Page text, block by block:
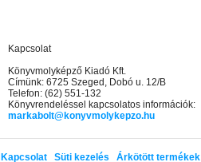
Kapcsolat
Könyvmolyképző Kiadó Kft.
Címünk: 6725 Szeged, Dobó u. 12/B
Telefon: (62) 551-132
Könyvrendeléssel kapcsolatos információk:
markabolt@konyvmolykepzo.hu
Kapcsolat Süti kezelés Árkötött termékek